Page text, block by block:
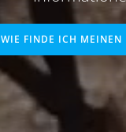
WIE FINDE ICH MEINEN